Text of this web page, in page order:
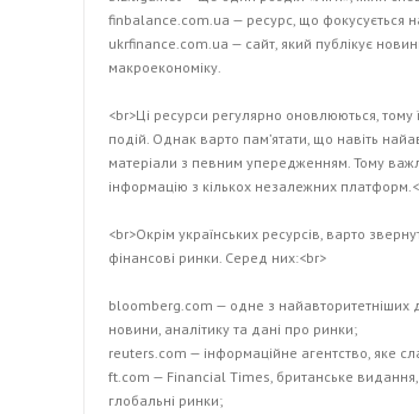
finbalance.com.ua — ресурс, що фокусується
ukrfinance.com.ua — сайт, який публікує
макроекономіку.
<br>Ці ресурси регулярно оновлюються,
подій. Однак варто пам’ятати, що навіть
матеріали з певним упередженням. Тому
інформацію з кількох незалежних
<br>Окрім українських ресурсів, варто
фінансові ринки. Серед них:<br>
bloomberg.com — одне з найавторитетніших
новини, аналітику та дані про ринки;
reuters.com — інформаційне агентство, яке
ft.com — Financial Times, британське видання,
глобальні ринки;